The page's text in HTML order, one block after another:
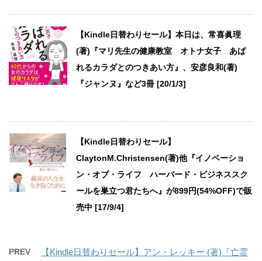
【Kindle日替わりセール】本日は、常喜眞理
(著)『マリ先生の健康教室 オトナ女子 あば
れるカラダとのつきあい方』、安彦良和(著)
『ジャンヌ』など3冊 [20/1/3]
【Kindle日替わりセール】
ClaytonM.Christensen(著)他『イノベーショ
ン・オブ・ライフ ハーバード・ビジネススク
ールを巣立つ君たちへ』が899円(54%OFF)で販
売中 [17/9/4]
PREV
【Kindle日替わりセール】アン・レッキー (著)『亡霊